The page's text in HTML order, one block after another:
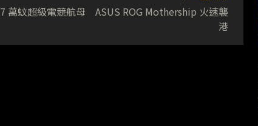
7 萬蚊超級電競航母 ASUS ROG Mothership 火速襲
港